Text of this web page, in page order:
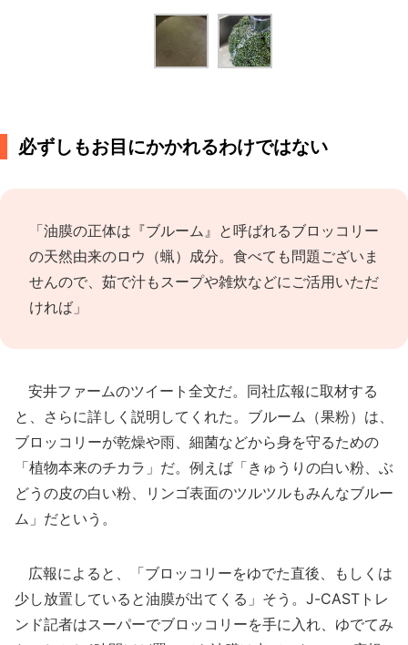
必ずしもお目にかかれるわけではない
「油膜の正体は『ブルーム』と呼ばれるブロッコリー
の天然由来のロウ（蝋）成分。食べても問題ございま
せんので、茹で汁もスープや雑炊などにご活用いただ
ければ」
安井ファームのツイート全文だ。同社広報に取材する
と、さらに詳しく説明してくれた。ブルーム（果粉）は、
ブロッコリーが乾燥や雨、細菌などから身を守るための
「植物本来のチカラ」だ。例えば「きゅうりの白い粉、ぶ
どうの皮の白い粉、リンゴ表面のツルツルもみんなブルー
ム」だという。
広報によると、「ブロッコリーをゆでた直後、もしくは
少し放置していると油膜が出てくる」そう。J-CASTトレ
ンド記者はスーパーでブロッコリーを手に入れ、ゆでてみ